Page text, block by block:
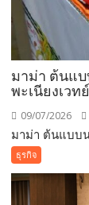
มาม่า ต้นแ
พะเนียงเวท
09/07/2026
มาม่า ต้นแบบ
ธุรกิจ